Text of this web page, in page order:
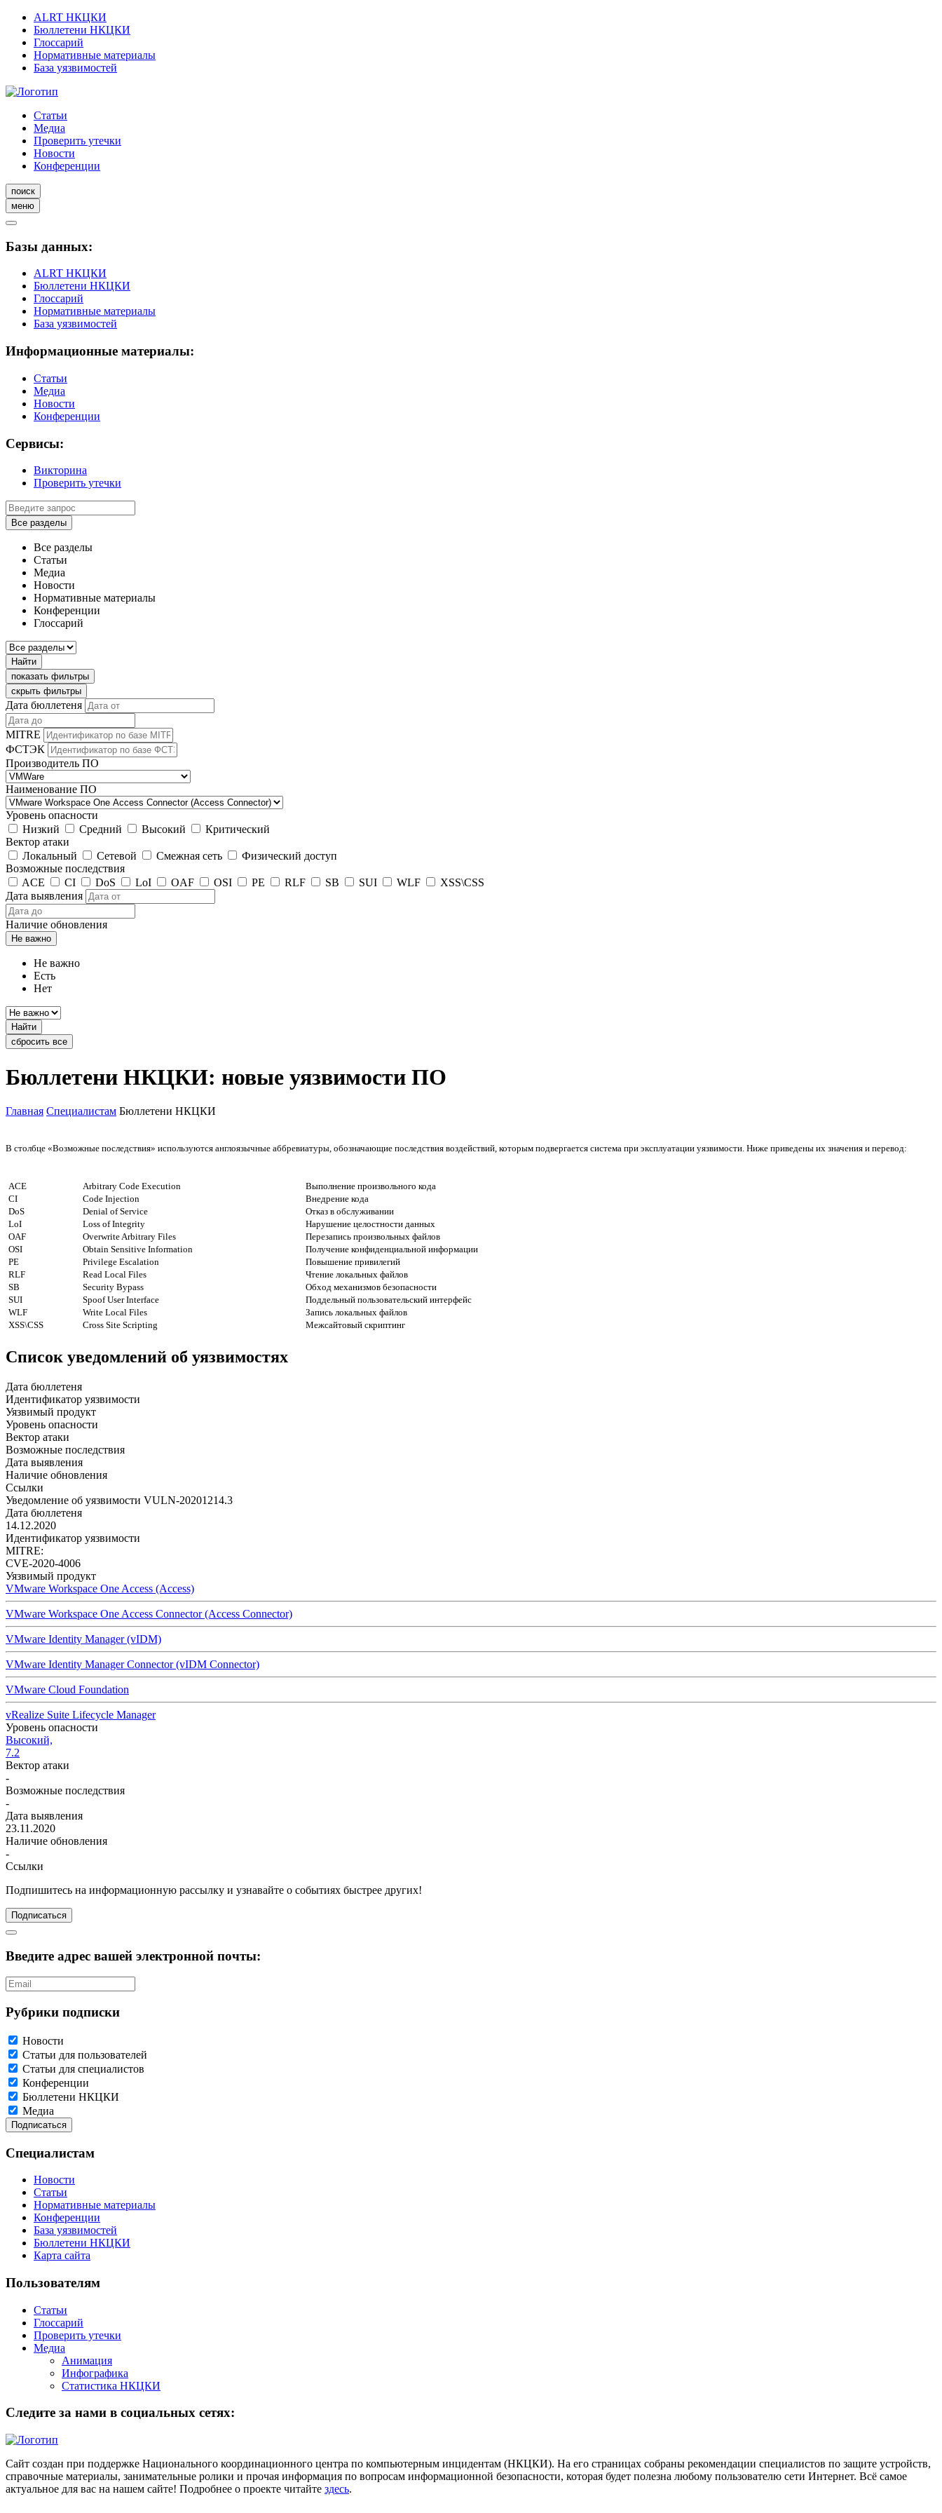
ALRT НКЦКИ
Бюллетени НКЦКИ
Глоссарий
Нормативные материалы
База уязвимостей
Статьи
Медиа
Проверить утечки
Новости
Конференции
поиск
меню
Базы данных:
ALRT НКЦКИ
Бюллетени НКЦКИ
Глоссарий
Нормативные материалы
База уязвимостей
Информационные материалы:
Статьи
Медиа
Новости
Конференции
Сервисы:
Викторина
Проверить утечки
Все разделы
Все разделы
Статьи
Медиа
Новости
Нормативные материалы
Конференции
Глоссарий
Найти
показать фильтры
скрыть фильтры
Дата бюллетеня
MITRE
ФСТЭК
Производитель ПО
Наименование ПО
Уровень опасности
Низкий
Средний Высокий
Критический
Вектор атаки
Локальный
Сетевой Смежная сеть
Физический доступ
Возможные последствия
ACE
CI DoS LoI OAF OSI PE RLF SB SUI WLF
XSS\CSS
Дата выявления
Наличие обновления
Не важно
Не важно
Есть
Нет
Найти
сбросить все
Бюллетени НКЦКИ: новые уязвимости ПО
Главная Специалистам Бюллетени НКЦКИ
В столбце «Возможные последствия» используются англоязычные аббревиатуры, обозначающие последствия воздействий, которым подвергается система при эксплуатации уязвимости. Ниже приведены их значения и перевод:
ACE Arbitrary Code Execution
Выполнение произвольного кода
CI
Code Injection
Внедрение кода
DoS
Denial of Service
Отказ в обслуживании
LoI
Loss of Integrity
Нарушение целостности данных
OAF
Overwrite Arbitrary Files
Перезапись произвольных файлов
OSI
Obtain Sensitive Information
Получение конфиденциальной информации
PE
Privilege Escalation
Повышение привилегий
RLF
Read Local Files
Чтение локальных файлов
SB
Security Bypass
Обход механизмов безопасности
SUI
Spoof User Interface
Поддельный пользовательский интерфейс
WLF
Write Local Files
Запись локальных файлов
XSS\CSS
Cross Site Scripting Межсайтовый скриптинг
Список уведомлений об уязвимостях
Дата бюллетеня
Идентификатор уязвимости
Уязвимый продукт
Уровень опасности
Вектор атаки
Возможные последствия
Дата выявления
Наличие обновления
Ссылки
Уведомление об уязвимости VULN-20201214.3
Дата бюллетеня
14.12.2020
Идентификатор уязвимости
MITRE:
CVE-2020-4006
Уязвимый продукт
VMware Workspace One Access (Access)
VMware Workspace One Access Connector (Access Connector)
VMware Identity Manager (vIDM)
VMware Identity Manager Connector (vIDM Connector)
VMware Cloud Foundation
vRealize Suite Lifecycle Manager
Уровень опасности
Высокий,
7.2
Вектор атаки
-
Возможные последствия
-
Дата выявления
23.11.2020
Наличие обновления
-
Ссылки
Подпишитесь на информационную рассылку и узнавайте о событиях быстрее других!
Подписаться
Введите адрес вашей электронной почты:
Рубрики подписки
Новости
Статьи для пользователей
Статьи для специалистов
Конференции
Бюллетени НКЦКИ
Медиа
Специалистам
Новости
Статьи
Нормативные материалы
Конференции
База уязвимостей
Бюллетени НКЦКИ
Карта сайта
Пользователям
Статьи
Глоссарий
Проверить утечки
Медиа
Анимация
Инфографика
Статистика НКЦКИ
Следите за нами в социальных сетях:
Сайт создан при поддержке Национального координационного центра по компьютерным инцидентам (НКЦКИ). На его страницах собраны рекомендации специалистов по защите устройств,
справочные материалы, занимательные ролики и прочая информация по вопросам информационной безопасности, которая будет полезна любому пользователю сети Интернет. Всё самое
актуальное для вас на нашем сайте! Подробнее о проекте читайте здесь.